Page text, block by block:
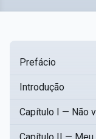
Prefácio
Introdução
Capítulo I — Não